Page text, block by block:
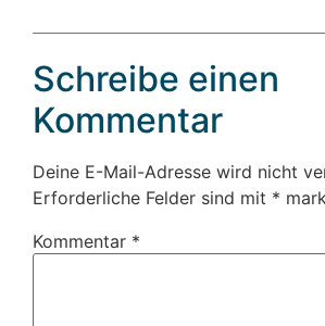
Schreibe einen
Kommentar
Deine E-Mail-Adresse wird nicht
Erforderliche Felder sind mit *
Kommentar *